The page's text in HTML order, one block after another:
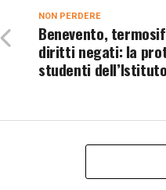
NON PERDERE
Benevento,
diritti negati: la
studenti